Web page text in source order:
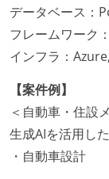
データベース：
フレームワーク
インフラ：
【案件例】
＜自動車・住設
生成AIを活用し
・自動車設計